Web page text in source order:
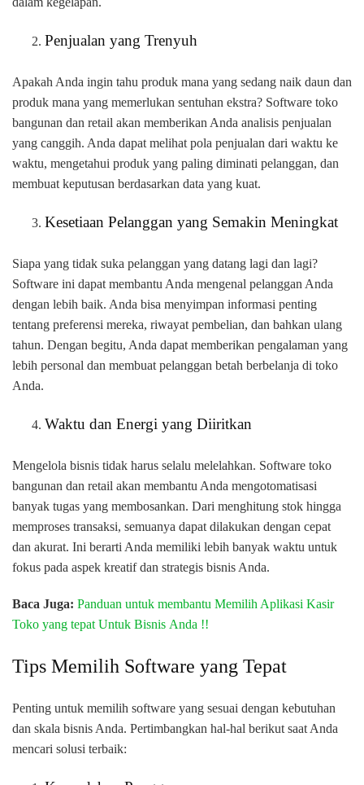
Penjualan yang Trenyuh
Apakah Anda ingin tahu produk mana yang sedang naik daun dan
produk mana yang memerlukan sentuhan ekstra? Software toko
bangunan dan retail akan memberikan Anda analisis penjualan
yang canggih. Anda dapat melihat pola penjualan dari waktu ke
waktu, mengetahui produk yang paling diminati pelanggan, dan
membuat keputusan berdasarkan data yang kuat.
Kesetiaan Pelanggan yang Semakin Meningkat
Siapa yang tidak suka pelanggan yang datang lagi dan lagi?
Software ini dapat membantu Anda mengenal pelanggan Anda
dengan lebih baik. Anda bisa menyimpan informasi penting
tentang preferensi mereka, riwayat pembelian, dan bahkan ulang
tahun. Dengan begitu, Anda dapat memberikan pengalaman yang
lebih personal dan membuat pelanggan betah berbelanja di toko
Anda.
Waktu dan Energi yang Diiritkan
Mengelola bisnis tidak harus selalu melelahkan. Software toko
bangunan dan retail akan membantu Anda mengotomatisasi
banyak tugas yang membosankan. Dari menghitung stok hingga
memproses transaksi, semuanya dapat dilakukan dengan cepat
dan akurat. Ini berarti Anda memiliki lebih banyak waktu untuk
fokus pada aspek kreatif dan strategis bisnis Anda.
Baca Juga: Panduan untuk membantu Memilih Aplikasi Kasir
Toko yang tepat Untuk Bisnis Anda !!
Tips Memilih Software yang Tepat
Penting untuk memilih software yang sesuai dengan kebutuhan
dan skala bisnis Anda. Pertimbangkan hal-hal berikut saat Anda
mencari solusi terbaik: